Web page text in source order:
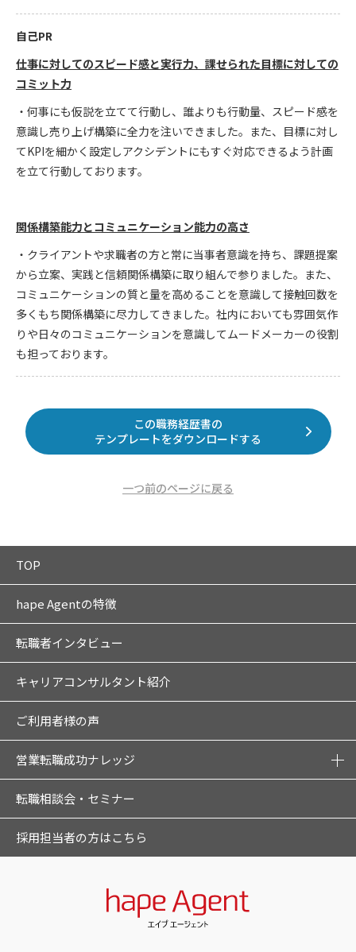
自己PR
仕事に対してのスピード感と実行力、課せられた目標に対しての
コミット力
・何事にも仮説を立てて行動し、誰よりも行動量、スピード感を
意識し売り上げ構築に全力を注いできました。また、目標に対し
てKPIを細かく設定しアクシデントにもすぐ対応できるよう計画
を立て行動しております。
関係構築能力とコミュニケーション能力の高さ
・クライアントや求職者の方と常に当事者意識を持ち、課題提案
から立案、実践と信頼関係構築に取り組んで参りました。また、
コミュニケーションの質と量を高めることを意識して接触回数を
多くもち関係構築に尽力してきました。社内においても雰囲気作
りや日々のコミュニケーションを意識してムードメーカーの役割
も担っております。
この職務経歴書の
テンプレートをダウンロードする
一つ前のページに戻る
TOP
hape Agentの特徴
転職者インタビュー
キャリアコンサルタント紹介
ご利用者様の声
営業転職成功ナレッジ
転職相談会・セミナー
採用担当者の方はこちら